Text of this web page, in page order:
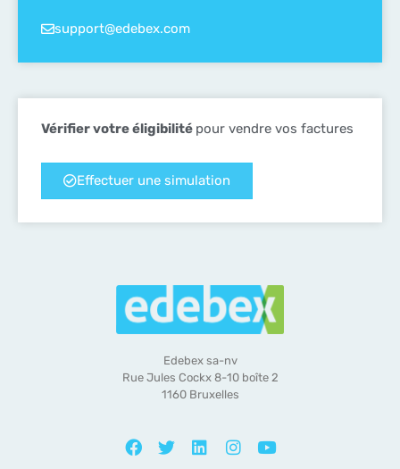
support@edebex.com
Vérifier votre éligibilité pour vendre vos factures
Effectuer une simulation
Edebex sa-nv
Rue Jules Cockx 8-10 boîte 2
1160 Bruxelles